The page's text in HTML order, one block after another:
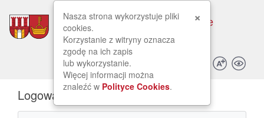
Przejdź do zawartości
Przejdź do menu ułatwień dostępu
Przejdź do mapy strony
Przejdź do deklaracji dostępności
Logowanie
Logowanie
×
Nasza strona wykorzystuje pliki
cookies.
Korzystanie z witryny oznacza
zgodę na ich zapis
lub wykorzystanie.
Więcej informacji można
znaleźć w Polityce Cookies.